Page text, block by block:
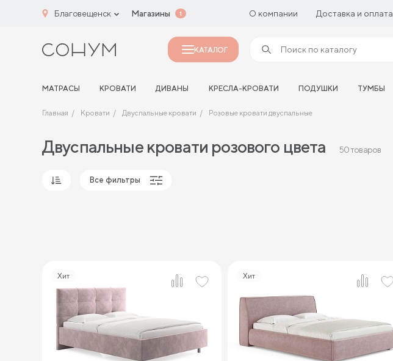
Благовещенск Магазины 1 О компании Доставка и оплата
КАТАЛОГ
МАТРАСЫ КРОВАТИ ДИВАНЫ КРЕСЛА-КРОВАТИ ПОДУШКИ ТУМБЫ
Главная Кровати Двуспальные кровати Розовые кровати двуспальные
Двуспальные кровати розового цвета 50 товаров
Все фильтры
Хит
7
Хит
2